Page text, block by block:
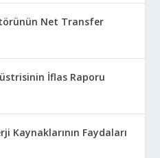
Net Transfer
İflas Raporu
Kaynaklarının Faydaları